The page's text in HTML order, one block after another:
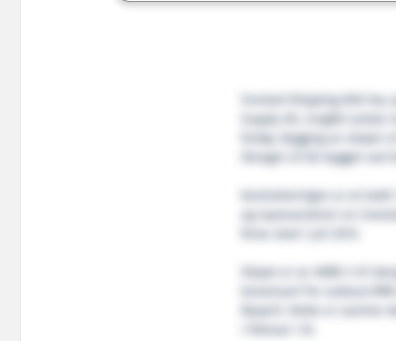
Farstad Shipping ASA
Supply AS, inngått avtale
fartøy. Bygging av skipet
Skroget vil bli bygget ved
Kontraheringen er et
og representerer en
Skipet er av VARD 3 07
konstruert for subsea/
Repair). Dette er samme
i februar i år.